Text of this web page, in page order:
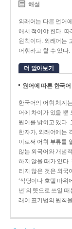
해설
외래어는 다른 언어
해서 적어야 한다. 따
원칙이다. 외래어는
어휘라고 할 수 있다.
더 알아보기
원어에 따른 한국어
한국어의 어휘 체계
어에 차이가 있을 뿐
원어를 밝히고 있다.
한자가, 외래어에는
이로써 어휘 부류를
않는 외국어와 개념
하지 않을 때가 있다.
리지 않은 것은 외국
‘식당이나 호텔 따위
년’의 뜻으로 쓰일
래어 표기법의 원칙